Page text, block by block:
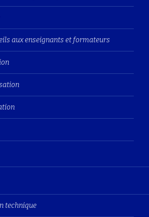
aux enseignants et formateurs
technique